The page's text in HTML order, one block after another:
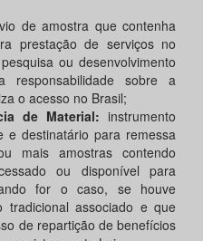
de amostra que contenha
prestação de serviços no
ou desenvolvimento
responsabilidade sobre a
o acesso no Brasil;
de Material: instrumento
e destinatário para remessa
mais amostras contendo
ou disponível para
for o caso, se houve
tradicional associado e que
de repartição de benefícios